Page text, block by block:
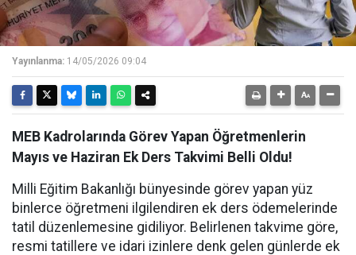
Yayınlanma: 14/05/2026 09:04
MEB Kadrolarında Görev Yapan Öğretmenlerin
Mayıs ve Haziran Ek Ders Takvimi Belli Oldu!
Milli Eğitim Bakanlığı bünyesinde görev yapan yüz
binlerce öğretmeni ilgilendiren ek ders ödemelerinde
tatil düzenlemesine gidiliyor. Belirlenen takvime göre,
resmi tatillere ve idari izinlere denk gelen günlerde ek